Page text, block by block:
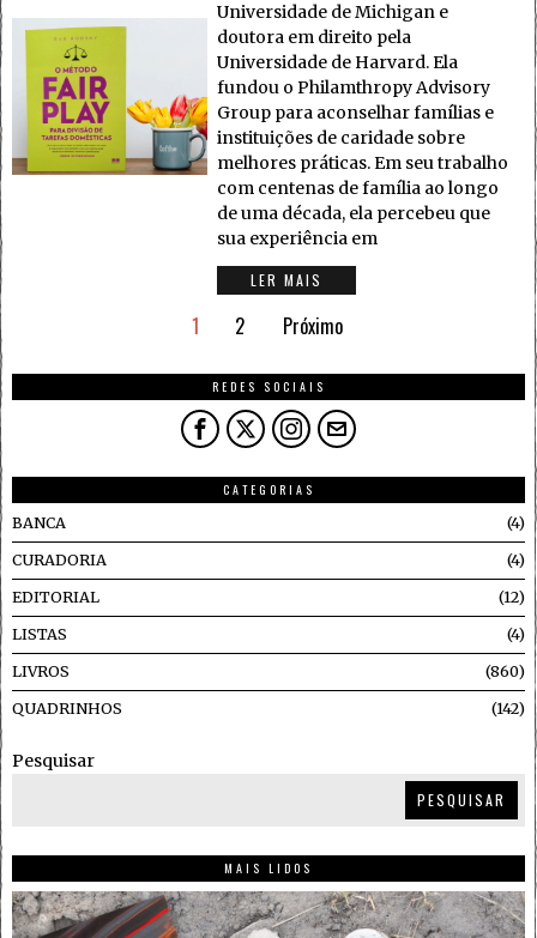
Universidade de Michigan e
doutora em direito pela
Universidade de Harvard. Ela
fundou o Philamthropy Advisory
Group para aconselhar famílias e
instituições de caridade sobre
melhores práticas. Em seu trabalho
com centenas de família ao longo
de uma década, ela percebeu que
sua experiência em
LER MAIS
1 2 Próximo
REDES SOCIAIS
CATEGORIAS
BANCA
4
CURADORIA 4
EDITORIAL 12
LISTAS 4
LIVROS 860
QUADRINHOS 142
Pesquisar
PESQUISAR
MAIS LIDOS